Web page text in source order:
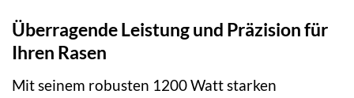
Überragende Leistung und Präzision für
Ihren Rasen
Mit seinem robusten 1200 Watt starken